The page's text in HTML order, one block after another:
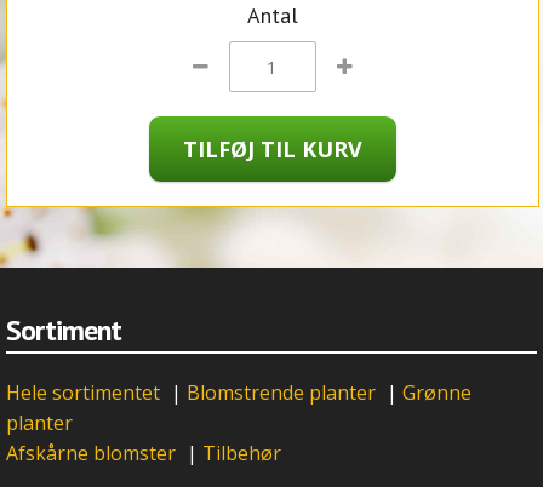
Antal
Sortiment
Hele sortimentet | Blomstrende planter | Grønne
planter
Afskårne blomster | Tilbehør